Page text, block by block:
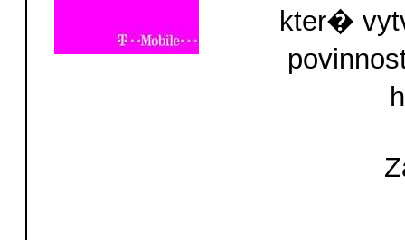
kter�